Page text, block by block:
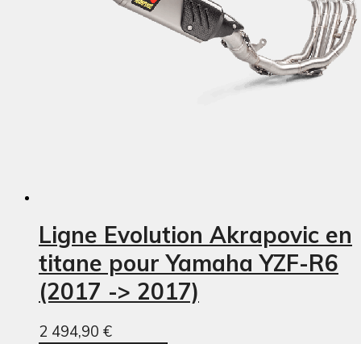
Ligne Evolution Akrapovic en
titane pour Yamaha YZF-R6
(2017 -> 2017)
2 494,90 €